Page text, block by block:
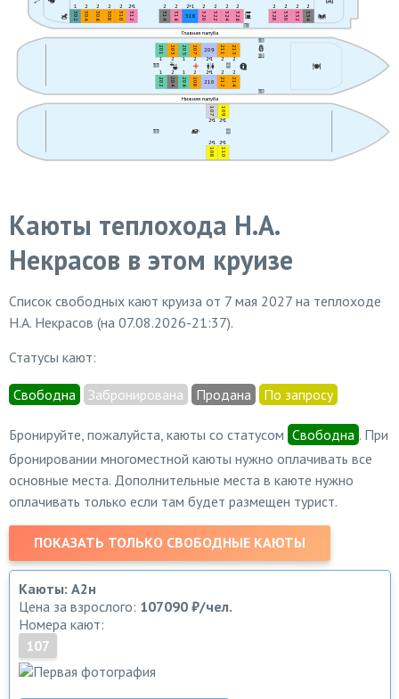
312
2+1
310
2
308
2
306
2
304
2
302
1
326
2
324
2
322
2
320
2
318
2+1
316
2
314
2
334
2
332
2
330
2
328
2
Главная палуба
213
2
211
2
209
2+1
207
2
205
1
203
2
201
1
214
2
212
2
210
2+1
208
2
206
1
204
2
202
1
Нижняя палуба
109
2+1
107
2+1
110
2+1
108
2+1
Каюты теплохода Н.А.
Некрасов в этом круизе
Список свободных кают круиза от 7 мая 2027 на теплоходе
Н.А. Некрасов (на 07.08.2026-21:37).
Статусы кают:
Свободна Забронирована Продана По запросу
Бронируйте, пожалуйста, каюты со статусом Свободна . При
бронировании многоместной каюты нужно оплачивать все
основные места. Дополнительные места в каюте нужно
оплачивать только если там будет размещен турист.
ПОКАЗАТЬ ТОЛЬКО СВОБОДНЫЕ КАЮТЫ
Каюты: А2н
Цена за взрослого: 107090 ₽/чел.
Номера кают:
107